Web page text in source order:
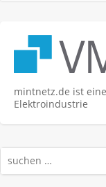
mintnetz.de ist
Elektroindustrie